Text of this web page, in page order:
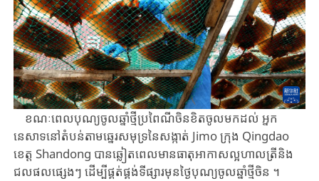
ខណៈពេល​បុណ្យចូលឆ្នាំ​ថ្មីប្រពៃណី​ចិនខិតចូល​មកដល់​ ​អ្នក
នេសាទនៅ​តំបន់តាមឆ្នេរ​សមុទ្រនៃ​សង្កាត់​ Jimo ​ក្រុង Qingdao ​
ខេត្ត ​Shandong ​បាន​​ឆ្លៀត​ពេលមាន​ធាតុអាកាស​ល្អ​ហាលត្រីនិង​
ជលផល​ផ្សេងៗ ​ដើម្បីផ្គត់ផ្គង់​ទីផ្សារ​មុនថ្ងៃ​បុណ្យចូល​ឆ្នាំថ្មីចិន ។